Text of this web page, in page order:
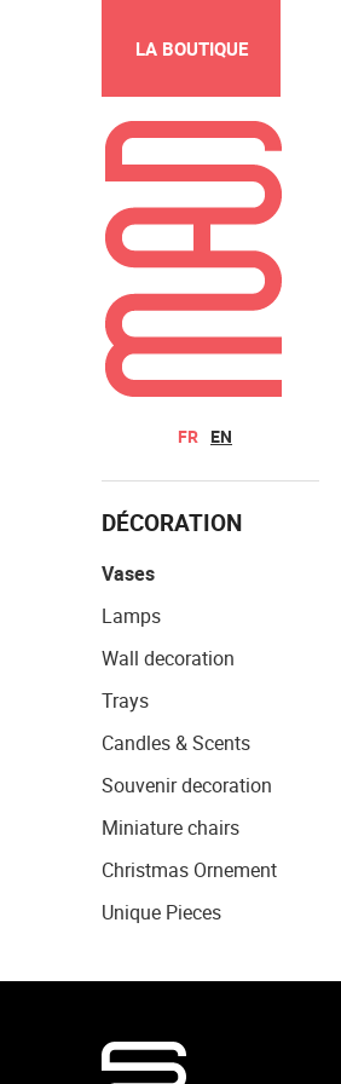
FR EN
LA BOUTIQUE
DÉCORATION
Vases
Lamps
Wall decoration
Trays
Candles & Scents
Souvenir decoration
Miniature chairs
Christmas Ornement
Unique Pieces